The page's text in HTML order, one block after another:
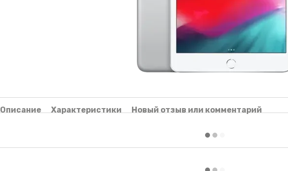
Описание Характеристики Новый отзыв или комментарий